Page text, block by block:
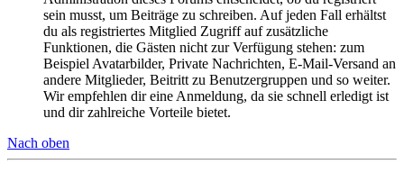
sein musst, um Beiträge zu schreiben. Auf jeden Fall erhältst
du als registriertes Mitglied Zugriff auf zusätzliche
Funktionen, die Gästen nicht zur Verfügung stehen: zum
Beispiel Avatarbilder, Private Nachrichten, E-Mail-Versand an
andere Mitglieder, Beitritt zu Benutzergruppen und so weiter.
Wir empfehlen dir eine Anmeldung, da sie schnell erledigt ist
und dir zahlreiche Vorteile bietet.
Nach oben